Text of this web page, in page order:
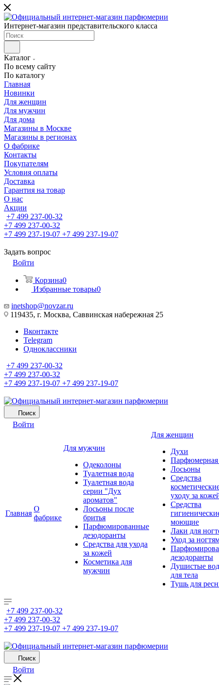
Интернет-магазин представительского класса
Каталог
По всему сайту
По каталогу
Главная
Новинки
Для женщин
Для мужчин
Для дома
Магазины в Москве
Магазины в регионах
О фабрике
Контакты
Покупателям
Условия оплаты
Доставка
Гарантия на товар
О нас
Акции
+7 499 237-00-32
+7 499 237-00-32
+7 499 237-19-07 +7 499 237-19-07
Задать вопрос
Войти
Корзина0
Избранные товары0
inetshop@novzar.ru
119435, г. Москва, Саввинская набережная 25
Вконтакте
Telegram
Одноклассники
+7 499 237-00-32
+7 499 237-00-32
+7 499 237-19-07 +7 499 237-19-07
Поиск
Войти
Главная
О
фабрике
Для мужчин
Одеколоны
Туалетная вода
Туалетная вода
серии "Дух
ароматов"
Лосьоны после
бритья
Парфюмированные
дезодоранты
Средства для ухода
за кожей
Косметика для
мужчин
Для женщин
Духи
Парфюмерная
Лосьоны
Средства
уходу за
Средства
моющие
Лаки для
Уход за
дезодоранты
Душистые
для тела
Тушь для
+7 499 237-00-32
+7 499 237-00-32
+7 499 237-19-07 +7 499 237-19-07
Поиск
Войти